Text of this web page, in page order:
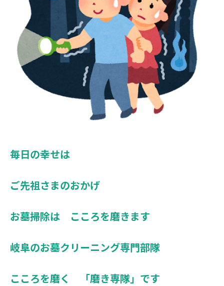
毎日の幸せは
ご先祖さまのおかげ
お墓掃除は こころを磨きます
岐阜のお墓クリーニング専門部隊
こころを磨く 「磨き専隊」です